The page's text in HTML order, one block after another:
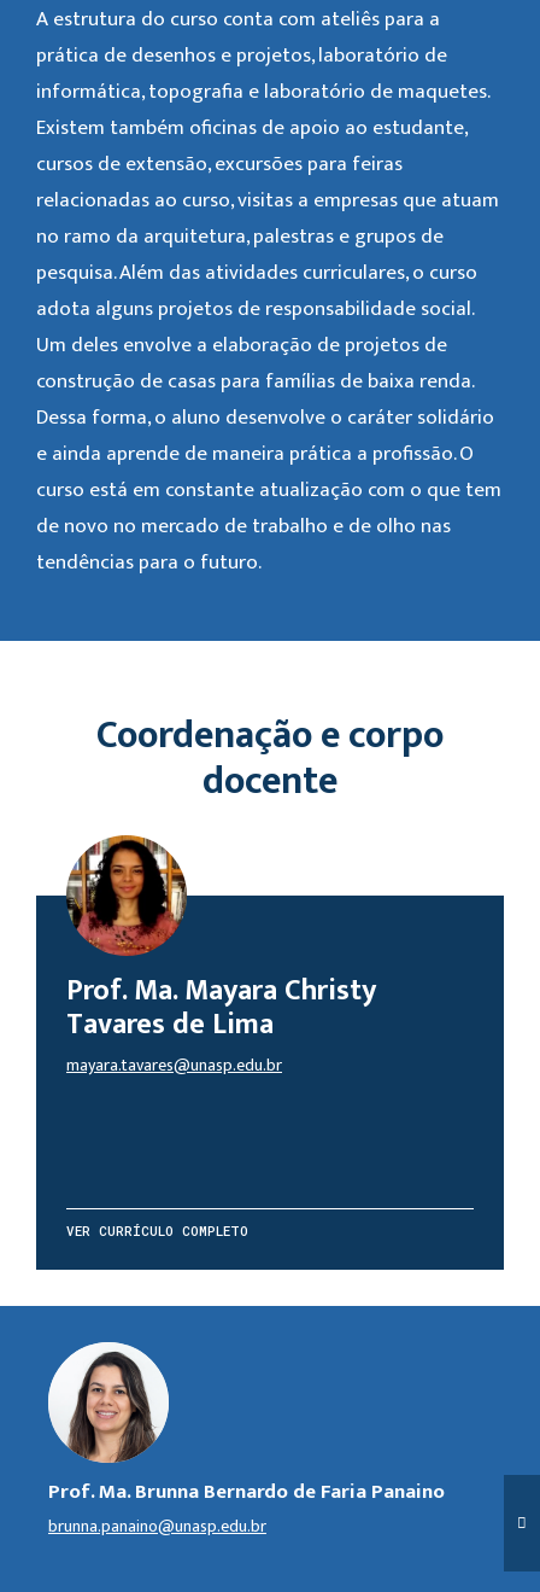
A estrutura do curso conta com ateliês para a
prática de desenhos e projetos, laboratório de
informática, topografia e laboratório de maquetes.
Existem também oficinas de apoio ao estudante,
cursos de extensão, excursões para feiras
relacionadas ao curso, visitas a empresas que atuam
no ramo da arquitetura, palestras e grupos de
pesquisa. Além das atividades curriculares, o curso
adota alguns projetos de responsabilidade social.
Um deles envolve a elaboração de projetos de
construção de casas para famílias de baixa renda.
Dessa forma, o aluno desenvolve o caráter solidário
e ainda aprende de maneira prática a profissão. O
curso está em constante atualização com o que tem
de novo no mercado de trabalho e de olho nas
tendências para o futuro.
Coordenação e corpo
docente
Prof. Ma. Mayara Christy
Tavares de Lima
mayara.tavares@unasp.edu.br
VER CURRÍCULO COMPLETO
Prof. Ma. Brunna Bernardo de Faria Panaino
brunna.panaino@unasp.edu.br